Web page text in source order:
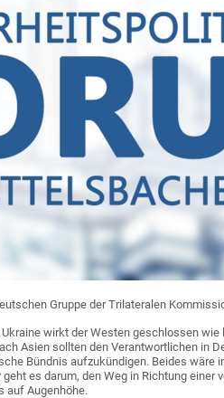
Gruppe der Trilateralen
wirkt der Westen geschlossen wie
Asien sollten den Verantwortlichen in
Bündnis aufzukündigen. Beides
es darum, den Weg in Richtung einer
auf Augenhöhe.